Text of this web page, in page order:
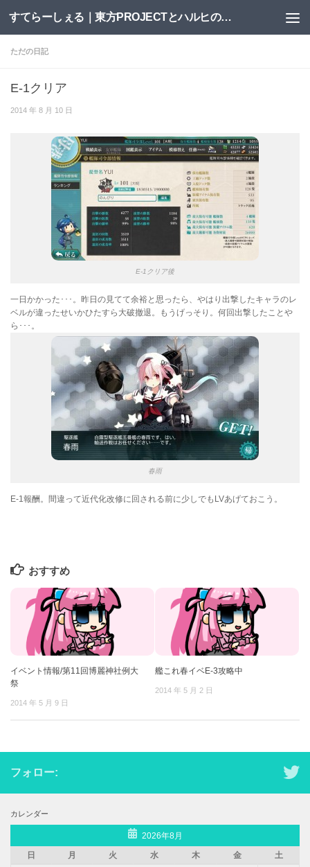
コンテンツへスキップ すてらーしぇる｜東方PROJECTとハルヒの二次創作サイト
ただの日記
E-1クリア
2014 年 8 月 10 日
E-1クリア後
一日かかった･･･。昨日の見てて余裕と思ったら、やはり出撃したキャラのレ
ベルが違ったせいかひたすら大破撤退。もうげっそり。何回出撃したことや
ら･･･。
春雨
E-1報酬。間違って近代化改修に回される前に少しでもLVあげておこう。
おすすめ
イベント情報/第11回博麗神社例大
祭
2014 年 5 月 9 日
艦これ春イベE-3攻略中
2014 年 5 月 2 日
フォロー:
カレンダー
2026年8月
日
月 火 水 木 金
土